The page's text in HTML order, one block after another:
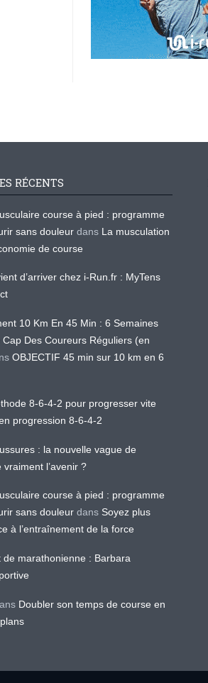
RÉCENTS
course à pied : programme
sans douleur dans La musculation
de course
d’arriver chez i-Run.fr : MyTens
10 Km En 45 Min : 6 Semaines
Des Coureurs Réguliers (en
OBJECTIF 45 min sur 10 km en 6
8-6-4-2 pour progresser vite
progression 8-6-4-2
: la nouvelle vague de
vraiment l’avenir ?
course à pied : programme
sans douleur dans Soyez plus
à l’entraînement de la force
de marathonienne : Barbara
Doubler son temps de course en